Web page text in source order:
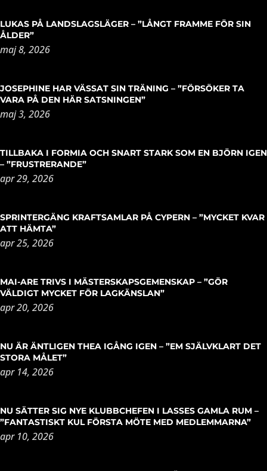
LUKAS PÅ LANDSLAGSLÄGER – ”LÅNGT FRAMME FÖR SIN
ÅLDER”
maj 8, 2026
JOSEPHINE HAR VÄSSAT SIN TRÄNING – ”FÖRSÖKER TA
VARA PÅ DEN HÄR SATSNINGEN”
maj 3, 2026
TILLBAKA I FORMIA OCH SNART STARK SOM EN BJÖRN IGEN
– ”FRUSTRERANDE”
apr 29, 2026
SPRINTERGÄNG KRAFTSAMLAR PÅ CYPERN – ”MYCKET KVAR
ATT HÄMTA”
apr 25, 2026
MAI-ARE TRIVS I MÄSTERSKAPSGEMENSKAP – ”GÖR
VÄLDIGT MYCKET FÖR LAGKÄNSLAN”
apr 20, 2026
NU ÄR ÄNTLIGEN THEA IGÅNG IGEN – ”EM SJÄLVKLART DET
STORA MÅLET”
apr 14, 2026
NU SÄTTER SIG NYE KLUBBCHEFEN I LASSES GAMLA RUM –
”FANTASTISKT KUL FÖRSTA MÖTE MED MEDLEMMARNA”
apr 10, 2026